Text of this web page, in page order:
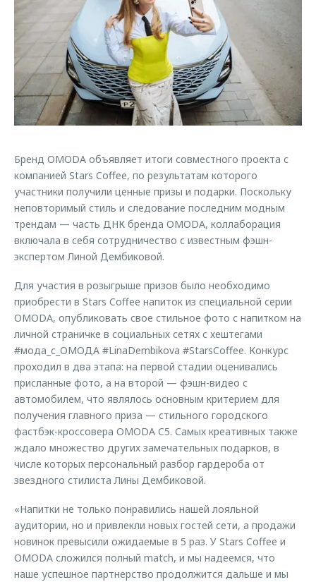
Страхование
Кредитный калькулятор
Аксессуары
Одежда и сувениры
Оригинальные аксессуары
Запчасти
Трейд-ин
Клиентская поддержка
O&J Автоклуб
Клуб владельцев OMODA
Приложение O&J
Аксессуары
Оригинальные аксессуары
Обратная связь
Бренд OMODA объявляет итоги совместного проекта с
компанией Stars Coffee, по результатам которого
участники получили ценные призы и подарки. Поскольку
неповторимый стиль и следование последним модным
трендам — часть ДНК бренда OMODA, коллаборация
включала в себя сотрудничество с известным фэшн-
экспертом Линой Дембиковой.
Для участия в розыгрыше призов было необходимо
приобрести в Stars Coffee напиток из специальной серии
OMODA, опубликовать свое стильное фото с напитком на
личной страничке в социальных сетях с хештегами
#мода_с_ОМОДА #LinaDembikova #StarsCoffee. Конкурс
проходил в два этапа: на первой стадии оценивались
присланные фото, а на второй — фэшн-видео с
автомобилем, что являлось основным критерием для
получения главного приза — стильного городского
фастбэк-кроссовера OMODA C5. Самых креативных также
ждало множество других замечательных подарков, в
числе которых персональный разбор гардероба от
звездного стилиста Лины Дембиковой.
«Напитки не только понравились нашей лояльной
аудитории, но и привлекли новых гостей сети, а продажи
новинок превысили ожидаемые в 5 раз. У Stars Coffee и
OMODA сложился полный match, и мы надеемся, что
наше успешное партнерство продолжится дальше и мы